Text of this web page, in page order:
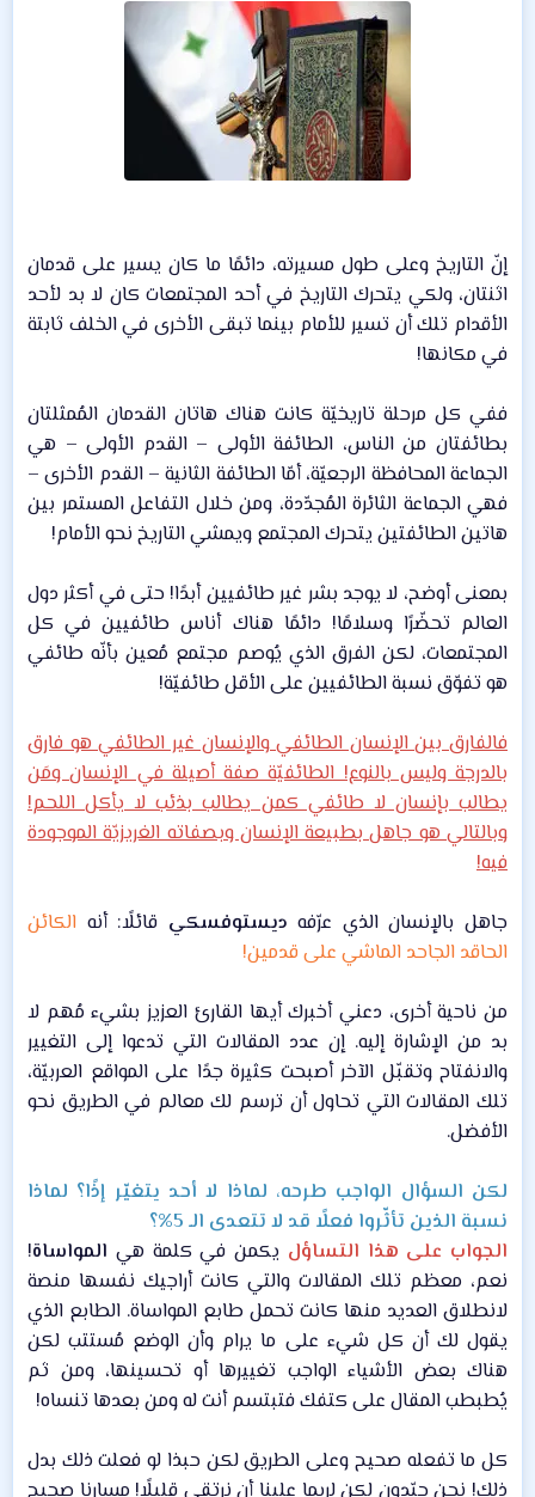
إنّ التاريخ وعلى طول مسيرته، دائمًا ما كان يسير على قدمان
اثنتان، ولكي يتحرك التاريخ في أحد المجتمعات كان لا بد لأحد
الأقدام تلك أن تسير للأمام بينما تبقى الأخرى في الخلف ثابتة
في مكانها!​
ففي كل مرحلة تاريخيّة كانت هناك هاتان القدمان المُمثلتان
بطائفتان من الناس، الطائفة الأولى – القدم الأولى – هي
الجماعة المحافظة الرجعيّة، أمّا الطائفة الثانية – القدم الأخرى –
فهي الجماعة الثائرة المُجدّدة، ومن خلال التفاعل المستمر بين
هاتين الطائفتين يتحرك المجتمع ويمشي التاريخ نحو الأمام!​
بمعنى أوضح، لا يوجد بشر غير طائفيين أبدًا! حتى في أكثر دول
العالم تحضّرًا وسلامًا! دائمًا هناك أناس طائفيين في كل
المجتمعات، لكن الفرق الذي يُوصم مجتمع مُعين بأنّه طائفي
هو تفوّق نسبة الطائفيين على الأقل طائفيّة!​
فالفارق بين الإنسان الطائفي والإنسان غير الطائفي هو فارق
بالدرجة وليس بالنوع! الطائفيّة صفة أصيلة في الإنسان ومَن
يطالب بإنسان لا طائفي كمن يطالب بذئب لا يأكل اللحم!
وبالتالي هو جاهل بطبيعة الإنسان وبصفاته الغريزيّة الموجودة
فيه!
جاهل بالإنسان الذي عرّفه ديستوفسكي قائلًا: أنه الكائن
الحاقد الجاحد الماشي على قدمين!
من ناحية أخرى، دعني أخبرك أيها القارئ العزيز بشيء مُهم لا
بد من الإشارة إليه. إن عدد المقالات التي تدعوا إلى التغيير
والانفتاح وتقبّل الآخر أصبحت كثيرة جدًا على المواقع العربيّة،
تلك المقالات التي تحاول أن ترسم لك معالم في الطريق نحو
الأفضل.​
لكن السؤال الواجب طرحه، لماذا لا أحد يتغيّر إذًا؟ لماذا
نسبة الذين تأثّروا فعلًا قد لا تتعدى الـ 5%؟
الجواب على هذا التساؤل يكمن في كلمة هي المواساة!
نعم، معظم تلك المقالات والتي كانت أراجيك نفسها منصة
لانطلاق العديد منها كانت تحمل طابع المواساة. الطابع الذي
يقول لك أن كل شيء على ما يرام وأن الوضع مُستتب لكن
هناك بعض الأشياء الواجب تغييرها أو تحسينها، ومن ثم
يُطبطب المقال على كتفك فتبتسم أنت له ومن بعدها تنساه!​
كل ما تفعله صحيح وعلى الطريق لكن حبذا لو فعلت ذلك بدل
ذلك! نحن جيّدون لكن لربما علينا أن نرتقي قليلًا! مسارنا صحيح